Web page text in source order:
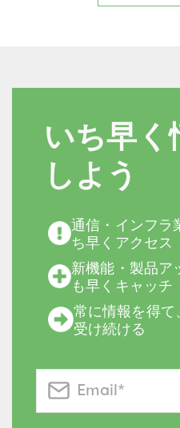
いち早く
しよう
通信・インフラ
ち早くアクセス
新機能・製品ア
も早くキャッチ
常に情報を得
受け続ける